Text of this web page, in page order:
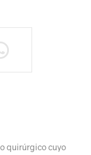
quirúrgico cuyo